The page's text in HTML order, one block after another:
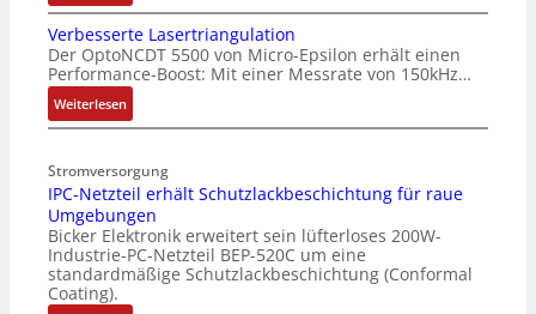
B
a
t
t
e
r
e
l
o
s
e
M
u
Verbesserte Lasertriangulation
Der OptoNCDT 5500 von Micro-Epsilon erhält einen
Performance-Boost: Mit einer Messrate von 150kHz…
Weiterlesen:
V
r
b
e
s
s
e
r
Stromversorgung
IPC-Netzteil erhält Schutzlackbeschichtung für raue
Umgebungen
Bicker Elektronik erweitert sein lüfterloses 200W-
Industrie-PC-Netzteil BEP-520C um eine
standardmäßige Schutzlackbeschichtung (Conformal
Coating).